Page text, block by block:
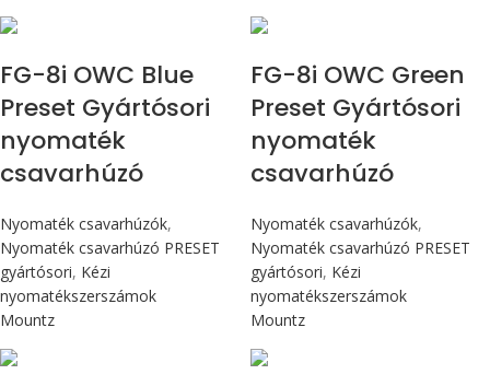
FG-8i OWC Blue
Preset Gyártósori
nyomaték
csavarhúzó
Nyomaték csavarhúzók,
Nyomaték csavarhúzó PRESET
gyártósori, Kézi
nyomatékszerszámok
Mountz
FG-8i OWC Green
Preset Gyártósori
nyomaték
csavarhúzó
Nyomaték csavarhúzók,
Nyomaték csavarhúzó PRESET
gyártósori, Kézi
nyomatékszerszámok
Mountz